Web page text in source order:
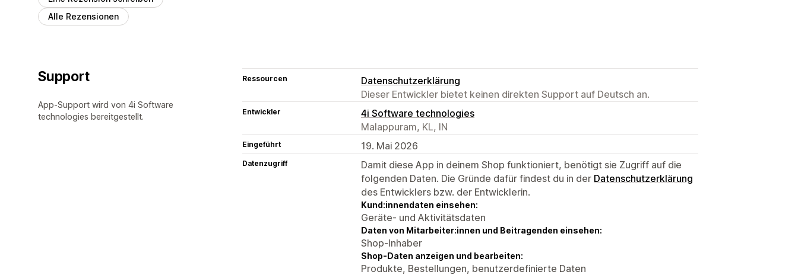
Alle Rezensionen
Support
App-Support wird von 4i Software
technologies bereitgestellt.
Ressourcen
Datenschutzerklärung
Dieser Entwickler bietet keinen direkten Support auf Deutsch an.
Entwickler
4i Software technologies
Malappuram, KL, IN
Eingeführt 19. Mai 2026
Datenzugriff
Damit diese App in deinem Shop funktioniert, benötigt sie Zugriff auf die
folgenden Daten. Die Gründe dafür findest du in der Datenschutzerklärung
des Entwicklers bzw. der Entwicklerin.
Kund:innendaten einsehen:
Geräte- und Aktivitätsdaten
Daten von Mitarbeiter:innen und Beitragenden einsehen:
Shop-Inhaber
Shop-Daten anzeigen und bearbeiten:
Produkte, Bestellungen, benutzerdefinierte Daten